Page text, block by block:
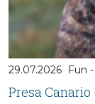
29.07.2026 Fun
Presa